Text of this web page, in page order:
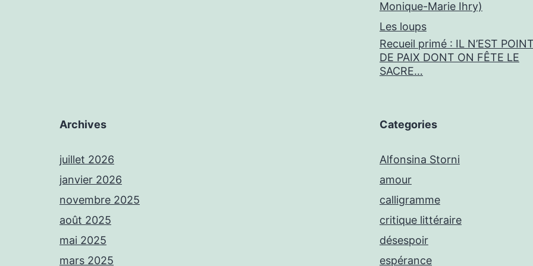
Monique-Marie Ihry)
Les loups
Recueil primé : IL N’EST
DE PAIX DONT ON FÊTE LE
SACRE…
Archives
juillet 2026
janvier 2026
novembre 2025
août 2025
mai 2025
mars 2025
Categories
Alfonsina Storni
amour
calligramme
critique littéraire
désespoir
espérance